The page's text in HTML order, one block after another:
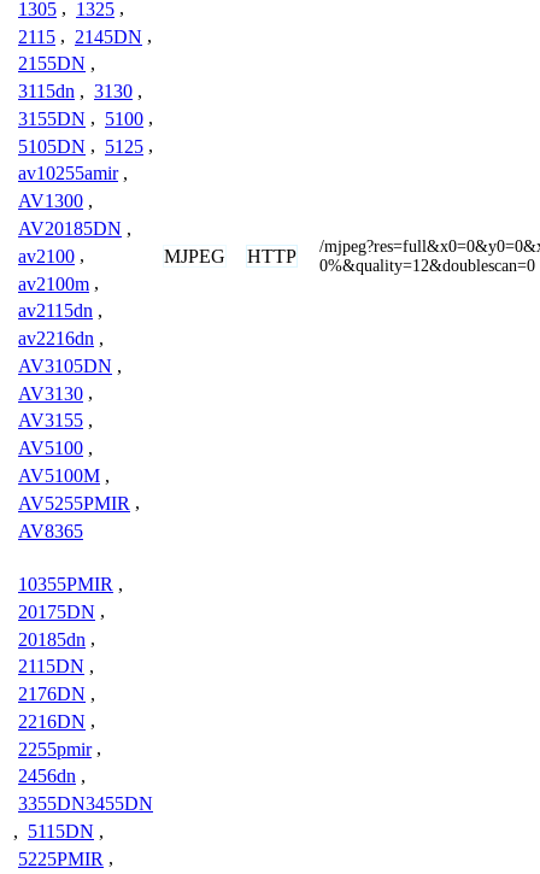
1305 , 1325 ,
2115 , 2145DN ,
2155DN ,
3115dn , 3130 ,
3155DN , 5100 ,
5105DN , 5125 ,
av10255amir ,
AV1300 ,
AV20185DN ,
av2100 ,
av2100m ,
av2115dn ,
av2216dn ,
AV3105DN ,
AV3130 ,
AV3155 ,
AV5100 ,
AV5100M ,
AV5255PMIR ,
AV8365
MJPEG HTTP
/
0%&quality=12&doublescan=0
10355PMIR ,
20175DN ,
20185dn ,
2115DN ,
2176DN ,
2216DN ,
2255pmir ,
2456dn ,
3355DN3455DN
, 5115DN ,
5225PMIR ,